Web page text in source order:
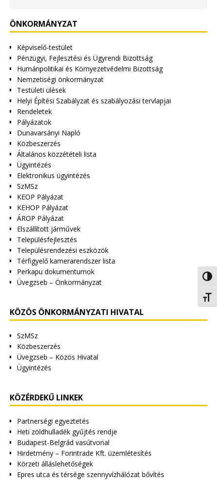
ÖNKORMÁNYZAT
Képviselő-testület
Pénzügyi, Fejlesztési és Ügyrendi Bizottság
Humánpolitikai és Környezetvédelmi Bizottság
Nemzetiségi önkormányzat
Testületi ülések
Helyi Építési Szabályzat és szabályozási tervlapjai
Rendeletek
Pályázatok
Dunavarsányi Napló
Közbeszerzés
Általános közzétételi lista
Ügyintézés
Elektronikus ügyintézés
SzMSz
KEOP Pályázat
KEHOP Pályázat
ÁROP Pályázat
Elszállított járművek
Településfejlesztés
Településrendezési eszközök
Térfigyelő kamerarendszer lista
Perkapu dokumentumok
Üvegzseb – Önkormányzat
KÖZÖS ÖNKORMÁNYZATI HIVATAL
SzMSz
Közbeszerzés
Üvegzseb – Közös Hivatal
Ügyintézés
KÖZÉRDEKŰ LINKEK
Partnerségi egyeztetés
Heti zöldhulladék gyűjtés rendje
Budapest-Belgrád vasútvonal
Hirdetmény – Forintrade Kft. üzemlétesítés
Körzeti álláslehetőségek
Epres utca és térsége szennyvízhálózat bővítés